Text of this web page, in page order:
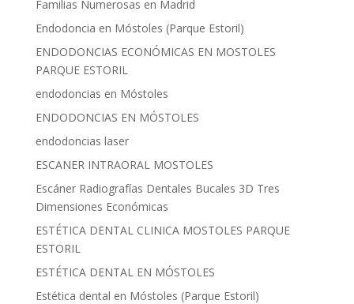
Familias Numerosas en Madrid
Endodoncia en Móstoles (Parque Estoril)
ENDODONCIAS ECONÓMICAS EN MOSTOLES
PARQUE ESTORIL
endodoncias en Móstoles
ENDODONCIAS EN MÓSTOLES
endodoncias laser
ESCANER INTRAORAL MOSTOLES
Escáner Radiografías Dentales Bucales 3D Tres
Dimensiones Económicas
ESTÉTICA DENTAL CLINICA MOSTOLES PARQUE
ESTORIL
ESTÉTICA DENTAL EN MÓSTOLES
Estética dental en Móstoles (Parque Estoril)